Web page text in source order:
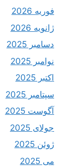
فوریه 2026
ژانویه 2026
دسامبر 2025
نوامبر 2025
اکتبر 2025
سپتامبر 2025
آگوست 2025
جولای 2025
ژوئن 2025
می 2025